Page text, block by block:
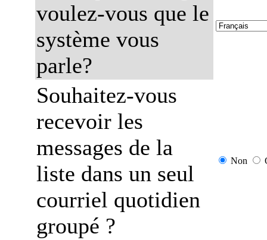
voulez-vous que le
système vous
parle?
Souhaitez-vous
recevoir les
messages de la
liste dans un seul
courriel quotidien
groupé ?
Non